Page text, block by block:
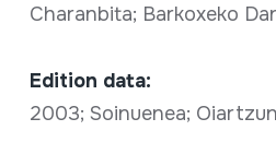
Charanbita; Barkoxeko
Edition data:
2003; Soinuenea; Oiartzun